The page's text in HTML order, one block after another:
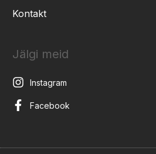
Kontakt
Jälgi meid
Instagram
Facebook